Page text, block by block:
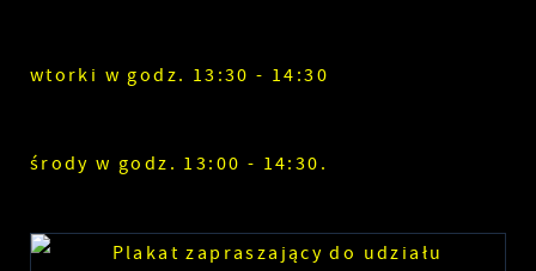
wtorki w godz. 13:30 - 14:30
środy w godz. 13:00 - 14:30.